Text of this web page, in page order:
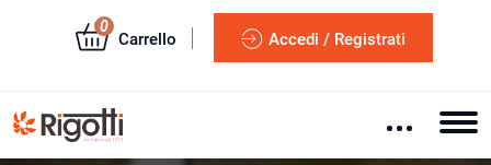
0
Carrello Accedi / Registrati